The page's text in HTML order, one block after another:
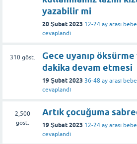
yazabilir mi
20 Şubat 2023 12-24 ay arası
cevaplandı
310göst.
Gece uyanıp
dakika devam etmesi
19 Şubat 2023 36-48 ay arası
cevaplandı
2,500
göst.
Artık çocuğuma
19 Şubat 2023 12-24 ay arası
cevaplandı